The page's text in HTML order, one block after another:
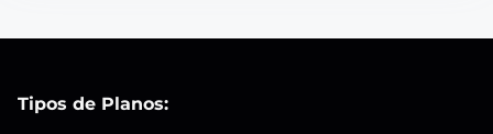
Tipos de Planos: